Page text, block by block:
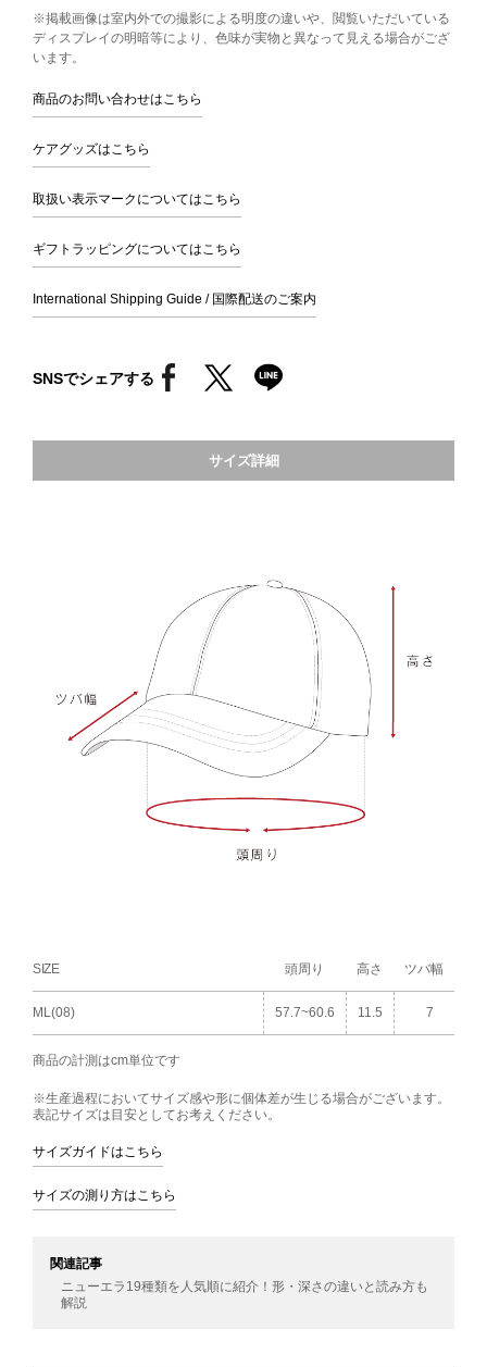
※掲載画像は室内外での撮影による明度の違いや、閲覧いただいている
ディスプレイの明暗等により、色味が実物と異なって見える場合がござ
います。
商品のお問い合わせはこちら
ケアグッズはこちら
取扱い表示マークについてはこちら
ギフトラッピングについてはこちら
International Shipping Guide / 国際配送のご案内
SNSでシェアする
サイズ詳細
SIZE 頭周り 高さ ツバ幅
ML(08) 57.7~60.6 11.5 7
商品の計測はcm単位です
※生産過程においてサイズ感や形に個体差が生じる場合がございます。
表記サイズは目安としてお考えください。
サイズガイドはこちら
サイズの測り方はこちら
関連記事
ニューエラ19種類を人気順に紹介！形・深さの違いと読み方も
解説